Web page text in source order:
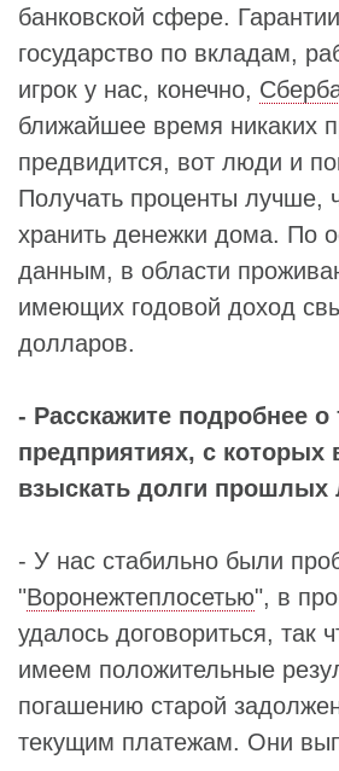
банковской сфере.
государство по вкладам,
игрок у нас, конечно,
ближайшее время никаких
предвидится, вот люди и
Получать проценты лучше,
хранить денежки дома. По
данным, в области
имеющих годовой доход
долларов.
- Расскажите подробнее о
предприятиях, с которых
взыскать долги прошлых
- У нас стабильно были
"Воронежтеплосетью", в
удалось договориться, так
имеем положительные
погашению старой
текущим платежам. Они